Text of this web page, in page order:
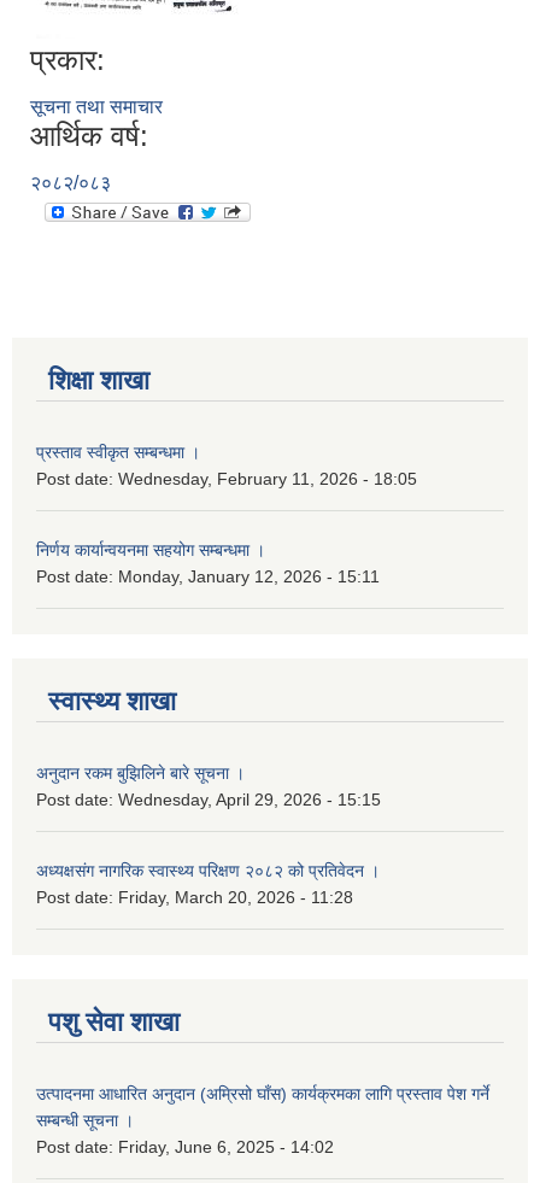
प्रकार:
सूचना तथा समाचार
आर्थिक वर्ष:
२०८२/०८३
शिक्षा शाखा
प्रस्ताव स्वीकृत सम्बन्धमा ।
Post date: Wednesday, February 11, 2026 - 18:05
निर्णय कार्यान्वयनमा सहयोग सम्बन्धमा ।
Post date: Monday, January 12, 2026 - 15:11
स्वास्थ्य शाखा
अनुदान रकम बुझिलिने बारे सूचना ।
Post date: Wednesday, April 29, 2026 - 15:15
अध्यक्षसंग नागरिक स्वास्थ्य परिक्षण २०८२ को प्रतिवेदन ।
Post date: Friday, March 20, 2026 - 11:28
पशु सेवा शाखा
उत्पादनमा आधारित अनुदान (अम्रिसो घाँस) कार्यक्रमका लागि प्रस्ताव पेश गर्ने
सम्बन्धी सूचना ।
Post date: Friday, June 6, 2025 - 14:02